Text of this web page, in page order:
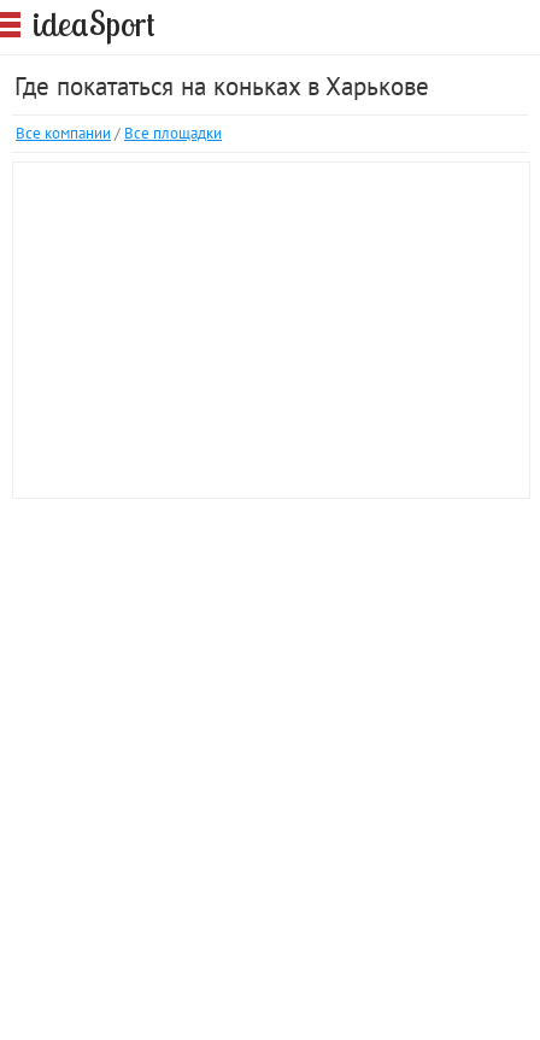
ideaSport
Где покататься на коньках в Харькове
Все компании / Все площадки